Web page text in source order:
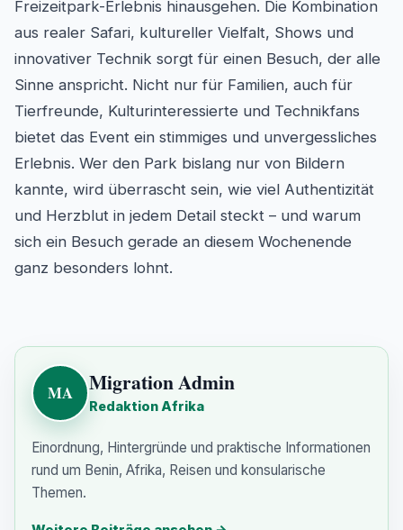
Freizeitpark-Erlebnis hinausgehen. Die Kombination
aus realer Safari, kultureller Vielfalt, Shows und
innovativer Technik sorgt für einen Besuch, der alle
Sinne anspricht. Nicht nur für Familien, auch für
Tierfreunde, Kulturinteressierte und Technikfans
bietet das Event ein stimmiges und unvergessliches
Erlebnis. Wer den Park bislang nur von Bildern
kannte, wird überrascht sein, wie viel Authentizität
und Herzblut in jedem Detail steckt – und warum
sich ein Besuch gerade an diesem Wochenende
ganz besonders lohnt.
MA Migration Admin
Redaktion Afrika
Einordnung, Hintergründe und praktische Informationen
rund um Benin, Afrika, Reisen und konsularische
Themen.